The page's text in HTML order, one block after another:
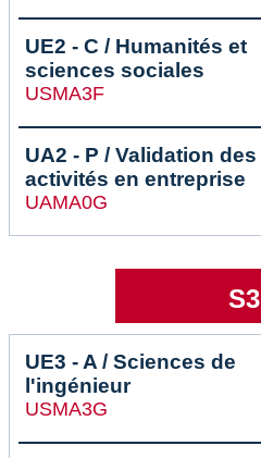
UE2 - C / Humanités et
sciences sociales
USMA3F
UA2 - P / Validation des
activités en entreprise
UAMA0G
S3
UE3 - A / Sciences de
l'ingénieur
USMA3G